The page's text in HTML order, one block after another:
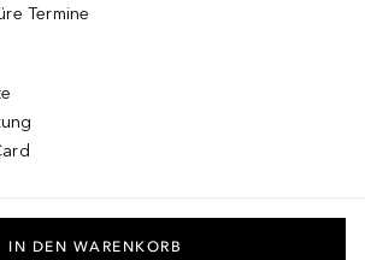
Termine
IN DEN WARENKORB